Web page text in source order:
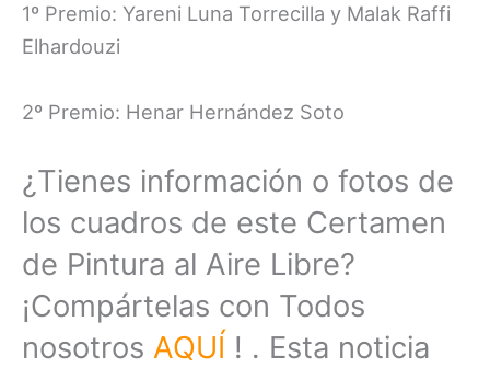
1º Premio: Yareni Luna Torrecilla y Malak Raffi
Elhardouzi
2º Premio: Henar Hernández Soto
¿Tienes información o fotos de
los cuadros de este Certamen
de Pintura al Aire Libre?
¡Compártelas con Todos
nosotros AQUÍ ! . Esta noticia